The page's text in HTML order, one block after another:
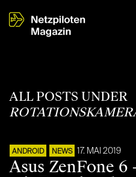
ALL POSTS UNDER
ANDROID NEWS 17. MAI 2019
Asus ZenFone 6